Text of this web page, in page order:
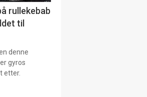
rullekebab
til
denne
gyros
etter.